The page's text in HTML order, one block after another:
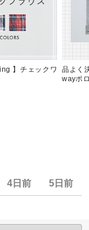
】チェックワ
品よく
wayポ
4日前 5日前